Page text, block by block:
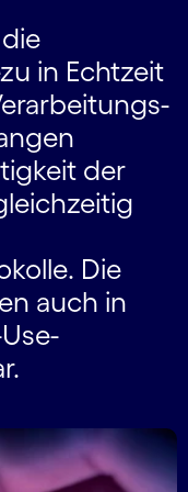
in Echtzeit
der
Die
auch in